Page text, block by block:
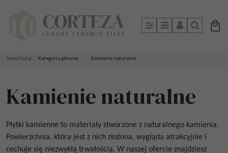
PanelMenuPanelSzukaj
Jesteś tutaj: Kategoria główna Kamienie naturalne
Kamienie naturalne
Płytki kamienne to materiały stworzone z naturalnego kamienia.
Powierzchnia, która jest z nich złożona, wygląda atrakcyjnie i
cechuje się niezwykłą trwałością. W naszej ofercie znajdziesz